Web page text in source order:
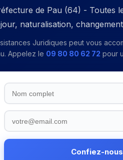
de Pau (64) - Toutes
naturalisation,
Juridiques peut vous
. Appelez le 09 80 80 62 72 pour
Confiez-